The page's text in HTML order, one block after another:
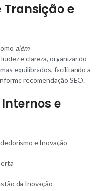
Transição e
além
e clareza, organizando
equilibrados, facilitando a
recomendação SEO.
e
e Inovação
da Inovação